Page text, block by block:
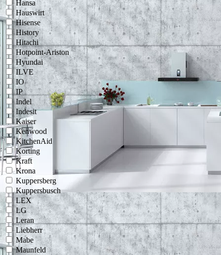
Hansa
Hauswirt
Hisense
History
Hitachi
Hotpoint-Ariston
Hyundai
ILVE
IO
IP
Indel
Indesit
Kaiser
Kenwood
KitchenAid
Korting
Kraft
Krona
Kuppersberg
Kuppersbusch
LEX
LG
Leran
Liebherr
Mabe
Maunfeld